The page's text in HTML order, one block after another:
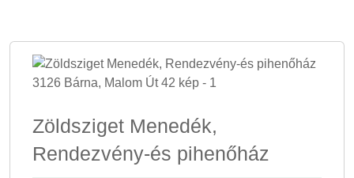
Zöldsziget Menedék,
Rendezvény-és pihenőház